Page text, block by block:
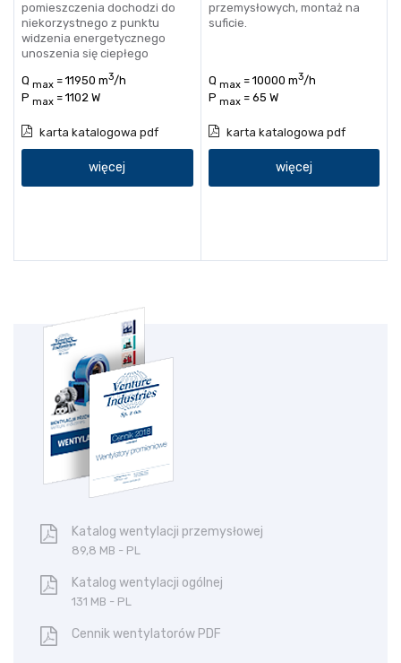
pomieszczenia dochodzi do
niekorzystnego z punktu
widzenia energetycznego
unoszenia się ciepłego
strefę przebywania ludzi.
Q max = 11950 m3/h
P max = 1102 W
karta katalogowa pdf
więcej
przemysłowych, montaż na
suficie.
Q max= 10000 m3/h
P max= 65 W
karta katalogowa pdf
więcej
Katalog wentylacji przemysłowej
89,8 MB - PL
Katalog wentylacji ogólnej
131 MB - PL
Cennik wentylatorów PDF